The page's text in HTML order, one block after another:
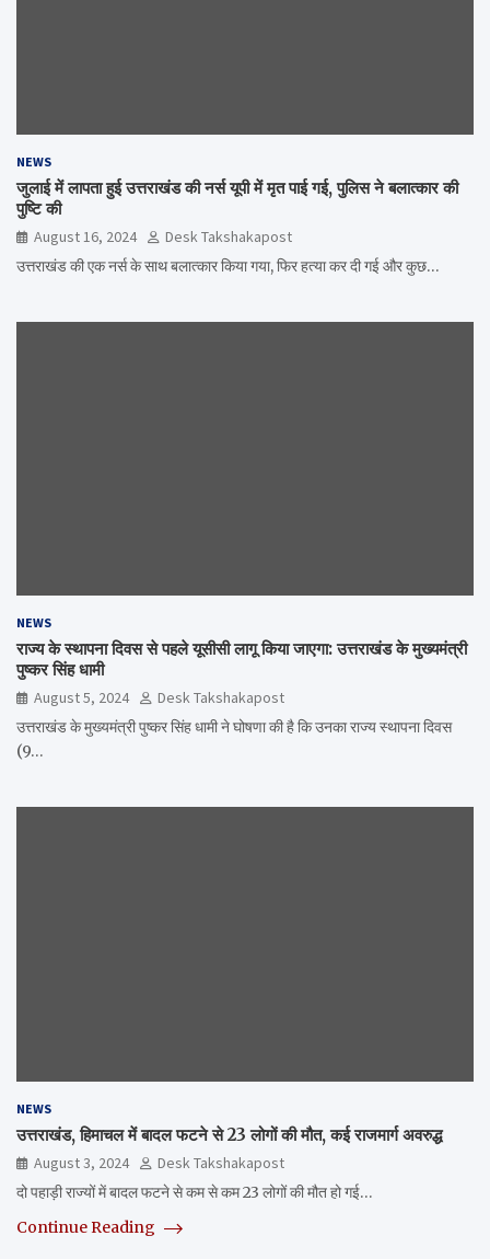
NEWS
जुलाई में लापता हुई उत्तराखंड की नर्स यूपी में मृत पाई गई, पुलिस ने बलात्कार की
पुष्टि की
August 16, 2024
Desk Takshakapost
उत्तराखंड की एक नर्स के साथ बलात्कार किया गया, फिर हत्या कर दी गई और कुछ…
NEWS
राज्य के स्थापना दिवस से पहले यूसीसी लागू किया जाएगा: उत्तराखंड के मुख्यमंत्री
पुष्कर सिंह धामी
August 5, 2024
Desk Takshakapost
उत्तराखंड के मुख्यमंत्री पुष्कर सिंह धामी ने घोषणा की है कि उनका राज्य स्थापना दिवस
(9…
NEWS
उत्तराखंड, हिमाचल में बादल फटने से 23 लोगों की मौत, कई राजमार्ग अवरुद्ध
August 3, 2024
Desk Takshakapost
दो पहाड़ी राज्यों में बादल फटने से कम से कम 23 लोगों की मौत हो गई…
Continue Reading